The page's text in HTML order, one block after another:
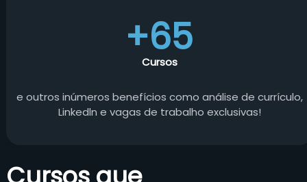
+65
Cursos
e outros inúmeros benefícios como análise de currículo,
Linkedln e vagas de trabalho exclusivas!